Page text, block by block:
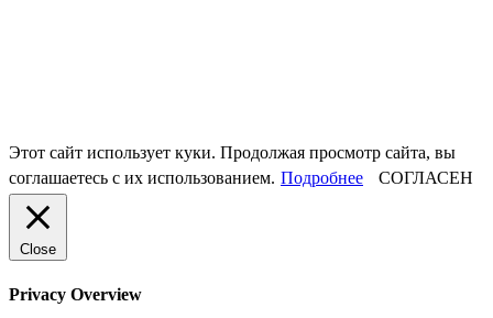
Этот сайт использует куки. Продолжая просмотр сайта, вы
соглашаетесь с их использованием. Подробнее СОГЛАСЕН
Close
Privacy Overview